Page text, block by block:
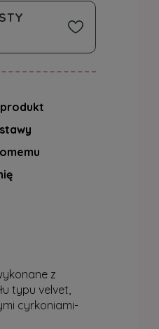
produkt
z
typu velvet,
cyrkoniami-